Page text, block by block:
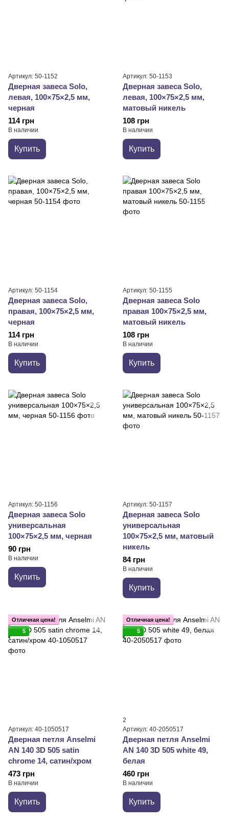
Артикул: 50-1152
Дверная завеса Solo,
левая, 100×75×2,5 мм,
черная
114 грн
В наличии
Купить
Артикул: 50-1153
Дверная завеса Solo,
левая, 100×75×2,5 мм,
матовый никель
108 грн
В наличии
Купить
Артикул: 50-1154
Дверная завеса Solo,
правая, 100×75×2,5 мм,
черная
114 грн
В наличии
Купить
Артикул: 50-1155
Дверная завеса Solo
правая 100×75×2,5 мм,
матовый никель
108 грн
В наличии
Купить
Артикул: 50-1156
Дверная завеса Solo
универсальная
100×75×2,5 мм, черная
90 грн
В наличии
Купить
Артикул: 50-1157
Дверная завеса Solo
универсальная
100×75×2,5 мм, матовый
никель
84 грн
В наличии
Купить
Отличная цена!
5
Артикул: 40-1050517
Дверная петля Anselmi
AN 140 3D 505 satin
chrome 14, сатин/хром
473 грн
В наличии
Купить
Отличная цена!
5
2
Артикул: 40-2050517
Дверная петля Anselmi
AN 140 3D 505 white 49,
белая
460 грн
В наличии
Купить